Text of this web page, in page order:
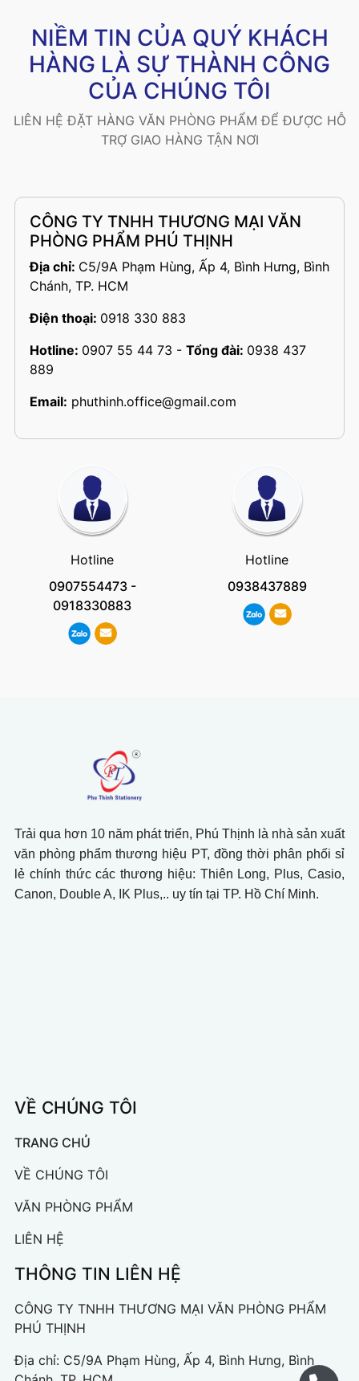
NIỀM TIN CỦA QUÝ KHÁCH
HÀNG LÀ SỰ THÀNH CÔNG
CỦA CHÚNG TÔI
LIÊN HỆ ĐẶT HÀNG VĂN PHÒNG PHẨM ĐỂ ĐƯỢC HỖ
TRỢ GIAO HÀNG TẬN NƠI
CÔNG TY TNHH THƯƠNG MẠI VĂN
PHÒNG PHẨM PHÚ THỊNH
Địa chỉ: C5/9A Phạm Hùng, Ấp 4, Bình Hưng, Bình
Chánh, TP. HCM
Điện thoại: 0918 330 883
Hotline: 0907 55 44 73 - Tổng đài: 0938 437
889
Email: phuthinh.office@gmail.com
Hotline
0907554473-
0918330883
Hotline
0938437889
Trải qua hơn 10 năm phát triển, Phú Thịnh là nhà sản xuất
văn phòng phẩm thương hiệu PT, đồng thời phân phối sỉ
lẻ chính thức các thương hiệu: Thiên Long, Plus, Casio,
Canon, Double A, IK Plus,.. uy tín tại TP. Hồ Chí Minh.
VỀ CHÚNG TÔI
TRANG CHỦ
VỀ CHÚNG TÔI
VĂN PHÒNG PHẨM
LIÊN HỆ
THÔNG TIN LIÊN HỆ
CÔNG TY TNHH THƯƠNG MẠI VĂN PHÒNG PHẨM
PHÚ THỊNH
Địa chỉ: C5/9A Phạm Hùng, Ấp 4, Bình Hưng, Bình